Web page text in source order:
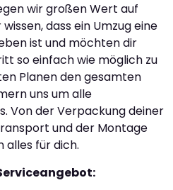
wir großen Wert auf
dass ein Umzug eine
ist und möchten dir
so einfach wie möglich zu
Planen den gesamten
uns um alle
Von der Verpackung deiner
und der Montage
alles für dich.